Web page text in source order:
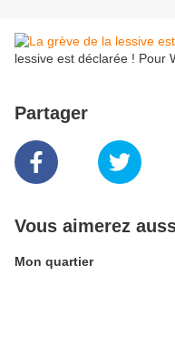
lessive est déclarée ! Pour
Partager
Vous aimerez
Mon quartier